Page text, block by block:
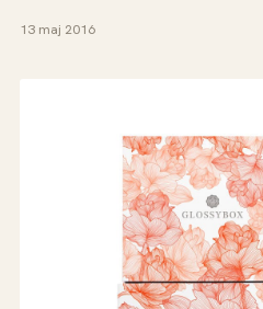
13 maj 2016